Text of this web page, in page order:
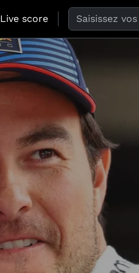
Live score Search the